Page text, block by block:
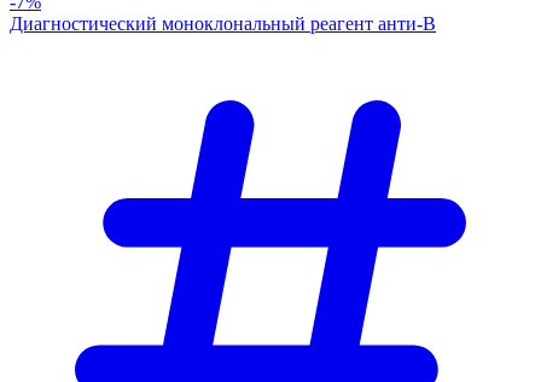
Диагностический моноклональный реагент анти-В